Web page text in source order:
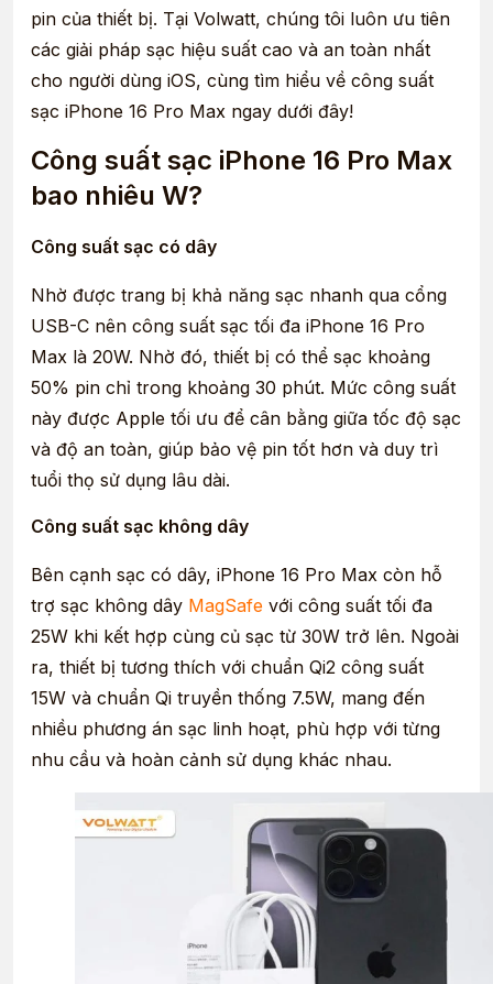
pin của thiết bị. Tại Volwatt, chúng tôi luôn ưu tiên
các giải pháp sạc hiệu suất cao và an toàn nhất
cho người dùng iOS, cùng tìm hiểu về công suất
sạc iPhone 16 Pro Max ngay dưới đây!
Công suất sạc iPhone 16 Pro Max
bao nhiêu W?
Công suất sạc có dây
Nhờ được trang bị khả năng sạc nhanh qua cổng
USB-C nên công suất sạc tối đa iPhone 16 Pro
Max là 20W. Nhờ đó, thiết bị có thể sạc khoảng
50% pin chỉ trong khoảng 30 phút. Mức công suất
này được Apple tối ưu để cân bằng giữa tốc độ sạc
và độ an toàn, giúp bảo vệ pin tốt hơn và duy trì
tuổi thọ sử dụng lâu dài.
Công suất sạc không dây
Bên cạnh sạc có dây, iPhone 16 Pro Max còn hỗ
trợ sạc không dây MagSafe với công suất tối đa
25W khi kết hợp cùng củ sạc từ 30W trở lên. Ngoài
ra, thiết bị tương thích với chuẩn Qi2 công suất
15W và chuẩn Qi truyền thống 7.5W, mang đến
nhiều phương án sạc linh hoạt, phù hợp với từng
nhu cầu và hoàn cảnh sử dụng khác nhau.